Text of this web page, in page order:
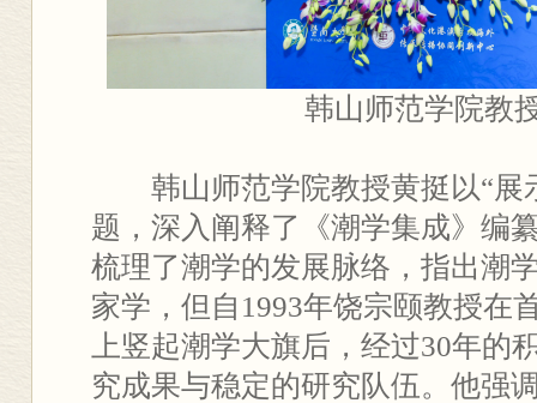
韩山师范学院教
韩山师范学院教授黄挺以“展
题，深入阐释了《潮学集成》编
梳理了潮学的发展脉络，指出潮
家学，但自1993年饶宗颐教授在
上竖起潮学大旗后，经过30年的
究成果与稳定的研究队伍。他强